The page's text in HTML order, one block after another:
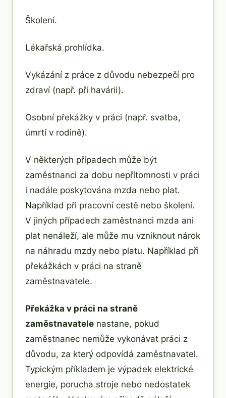
Školení.
Lékařská prohlídka.
Vykázání z práce z důvodu nebezpečí pro
zdraví (např. při havárii).
Osobní překážky v práci (např. svatba,
úmrtí v rodině).
V některých případech může být
zaměstnanci za dobu nepřítomnosti v práci
i nadále poskytována mzda nebo plat.
Například při pracovní cestě nebo školení.
V jiných případech zaměstnanci mzda ani
plat nenáleží, ale může mu vzniknout nárok
na náhradu mzdy nebo platu. Například při
překážkách v práci na straně
zaměstnavatele.
Překážka v práci na straně
zaměstnavatele nastane, pokud
zaměstnanec nemůže vykonávat práci z
důvodu, za který odpovídá zaměstnavatel.
Typickým příkladem je výpadek elektrické
energie, porucha stroje nebo nedostatek